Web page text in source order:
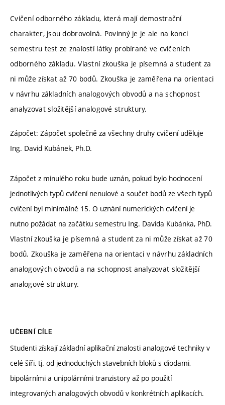
Cvičení odborného základu, která mají demostrační
charakter, jsou dobrovolná. Povinný je je ale na konci
semestru test ze znalostí látky probírané ve cvičeních
odborného základu. Vlastní zkouška je písemná a student za
ni může získat až 70 bodů. Zkouška je zaměřena na orientaci
v návrhu základních analogových obvodů a na schopnost
analyzovat složitější analogové struktury.
Zápočet: Zápočet společně za všechny druhy cvičení uděluje
Ing. David Kubánek, Ph.D.
Zápočet z minulého roku bude uznán, pokud bylo hodnocení
jednotlivých typů cvičení nenulové a součet bodů ze všech typů
cvičení byl minimálně 15. O uznání numerických cvičení je
nutno požádat na začátku semestru Ing. Davida Kubánka, PhD.
Vlastní zkouška je písemná a student za ni může získat až 70
bodů. Zkouška je zaměřena na orientaci v návrhu základních
analogových obvodů a na schopnost analyzovat složitější
analogové struktury.
UČEBNÍ CÍLE
Studenti získají základní aplikační znalosti analogové techniky v
celé šíři, tj. od jednoduchých stavebních bloků s diodami,
bipolárními a unipolárními tranzistory až po použití
integrovaných analogových obvodů v konkrétních aplikacích.